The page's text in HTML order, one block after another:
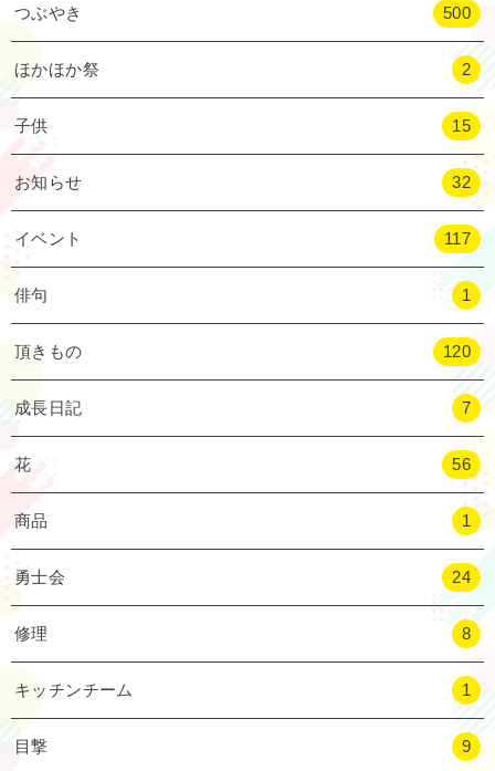
つぶやき 500
ほかほか祭 2
子供 15
お知らせ 32
イベント 117
俳句 1
頂きもの 120
成長日記 7
花 56
商品 1
勇士会 24
修理 8
キッチンチーム 1
目撃 9